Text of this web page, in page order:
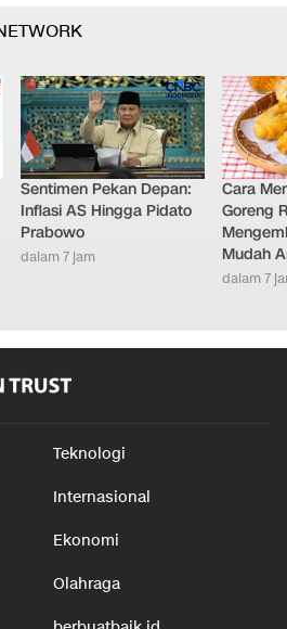
Sentimen Pekan Depan:
Inflasi AS Hingga Pidato
Prabowo
dalam 7 jam
Cara
Goreng
Mudah
dalam 7
Teknologi
Internasional
Ekonomi
Olahraga